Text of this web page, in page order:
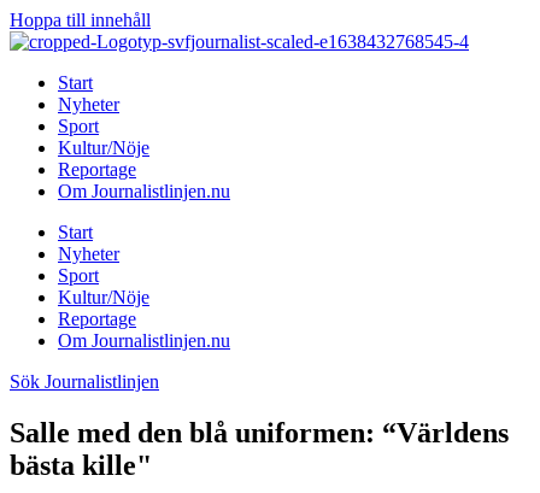
Hoppa till innehåll
Start
Nyheter
Sport
Kultur/Nöje
Reportage
Om Journalistlinjen.nu
Start
Nyheter
Sport
Kultur/Nöje
Reportage
Om Journalistlinjen.nu
Sök Journalistlinjen
Salle med den blå uniformen: “Världens
bästa kille"